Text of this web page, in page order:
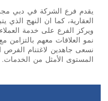
يقدم فرع الشركة في دبي
العقارية، كما ان النهج الذي
ويركز الفرع على خدمة
نمو العلاقات معهم بالتزامن
نسعى جاهدين لاغتنام الفرص
المستوى الأمثل من الخدمات.